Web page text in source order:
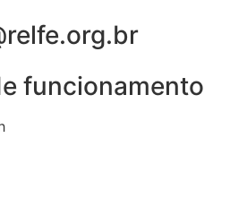
funcionamento